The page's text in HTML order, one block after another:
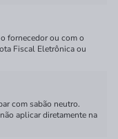
fornecedor ou com o
Fiscal Eletrônica ou
com sabão neutro.
aplicar diretamente na